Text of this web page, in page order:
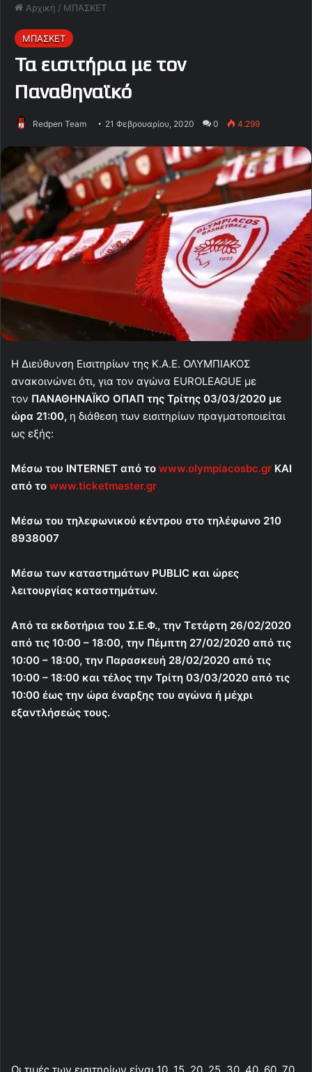
Αρχική / ΜΠΑΣΚΕΤ
ΜΠΑΣΚΕΤ
Τα εισιτήρια με τον
Παναθηναϊκό
Redpen Team 21 Φεβρουαρίου, 2020 0 4.299
Η Διεύθυνση Εισιτηρίων της Κ.Α.Ε. ΟΛΥΜΠΙΑΚΟΣ
ανακοινώνει ότι, για τον αγώνα EUROLEAGUE με
τον ΠΑΝΑΘΗΝΑΪΚΟ ΟΠΑΠ της Τρίτης 03/03/2020 με
ώρα 21:00, η διάθεση των εισιτηρίων πραγματοποιείται
ως εξής:
Μέσω του INTERNET από το www.olympiacosbc.gr ΚΑΙ
από το www.ticketmaster.gr
Μέσω του τηλεφωνικού κέντρου στο τηλέφωνο 210
8938007
Μέσω των καταστημάτων PUBLIC και ώρες
λειτουργίας καταστημάτων.
Από τα εκδοτήρια του Σ.Ε.Φ., την Τετάρτη 26/02/2020
από τις 10:00 – 18:00, την Πέμπτη 27/02/2020 από τις
10:00 – 18:00, την Παρασκευή 28/02/2020 από τις
10:00 – 18:00 και τέλος την Τρίτη 03/03/2020 από τις
10:00 έως την ώρα έναρξης του αγώνα ή μέχρι
εξαντλήσεώς τους.
Οι τιμές των εισιτηρίων είναι 10, 15, 20, 25, 30, 40, 60, 70